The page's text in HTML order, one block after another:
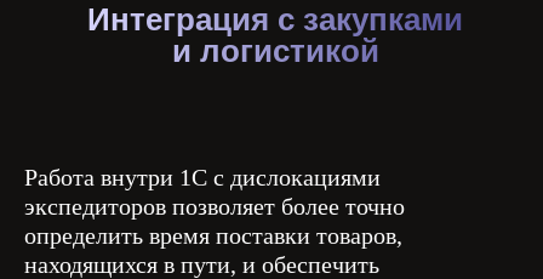
Интеграция с закупками
и логистикой
Работа внутри 1С с дислокациями
экспедиторов позволяет более точно
определить время поставки товаров,
находящихся в пути, и обеспечить